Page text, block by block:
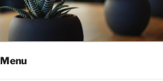
Menu